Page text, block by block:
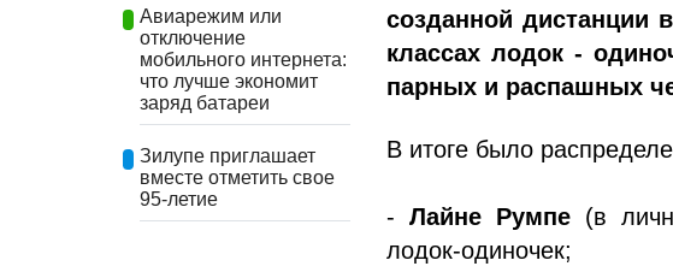
Авиарежим или
отключение
мобильного интернета:
что лучше экономит
заряд батареи
Зилупе приглашает
вместе отметить свое
95-летие
созданной дистанции
классах лодок -
парных и распашных
В итоге было
-Лайне Румпе (в
лодок-одиночек;